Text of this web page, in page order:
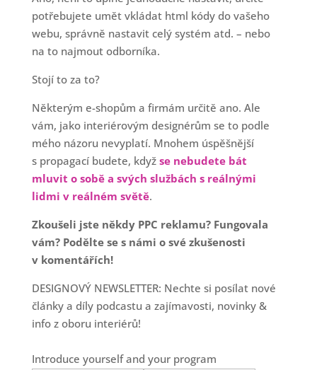
potřebujete umět vkládat html kódy do vašeho
webu, správně nastavit celý systém atd. – nebo
na to najmout odborníka.
Stojí to za to?
Některým e-shopům a firmám určitě ano. Ale
vám, jako interiérovým designérům se to podle
mého názoru nevyplatí. Mnohem úspěšnější
s propagací budete, když se nebudete bát
mluvit o sobě a svých službách s reálnými
lidmi v reálném světě.
Zkoušeli jste někdy PPC reklamu? Fungovala
vám? Podělte se s námi o své zkušenosti
v komentářích!
DESIGNOVÝ NEWSLETTER: Nechte si posílat nové
články a díly podcastu a zajímavosti, novinky &
info z oboru interiérů!
Introduce yourself and your program